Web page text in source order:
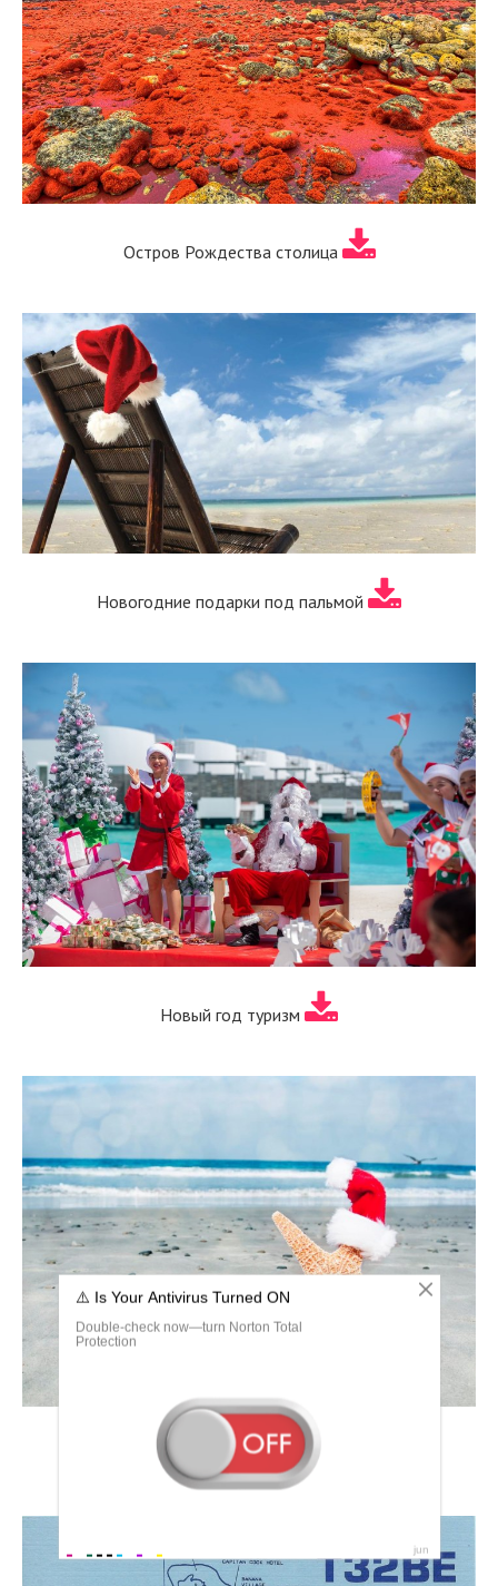
Остров Рождества столица
Новогодние подарки под пальмой
Новый год туризм
Новый год на пляже